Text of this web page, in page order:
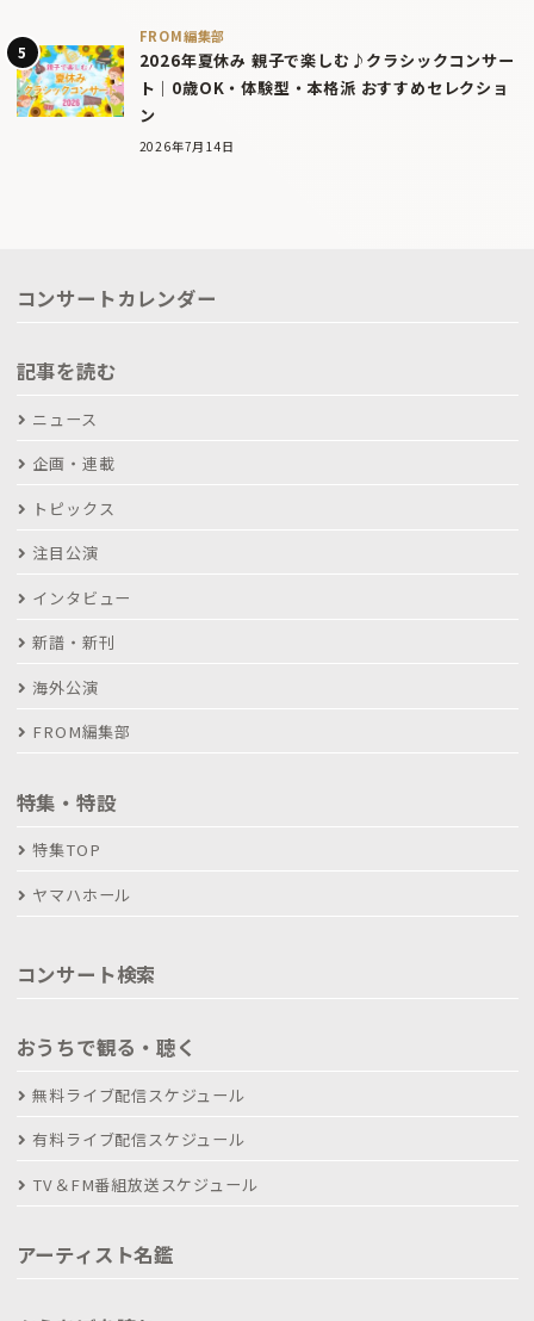
FROM編集部
2026年夏休み 親子で楽しむ♪クラシックコンサー
ト｜0歳OK・体験型・本格派 おすすめセレクショ
ン
2026年7月14日
コンサートカレンダー
記事を読む
ニュース
企画・連載
トピックス
注目公演
インタビュー
新譜・新刊
海外公演
FROM編集部
特集・特設
特集TOP
ヤマハホール
コンサート検索
おうちで観る・聴く
無料ライブ配信スケジュール
有料ライブ配信スケジュール
TV＆FM番組放送スケジュール
アーティスト名鑑